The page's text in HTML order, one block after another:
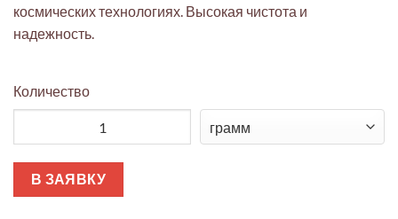
космических технологиях. Высокая чистота и
надежность.
Количество
В ЗАЯВКУ